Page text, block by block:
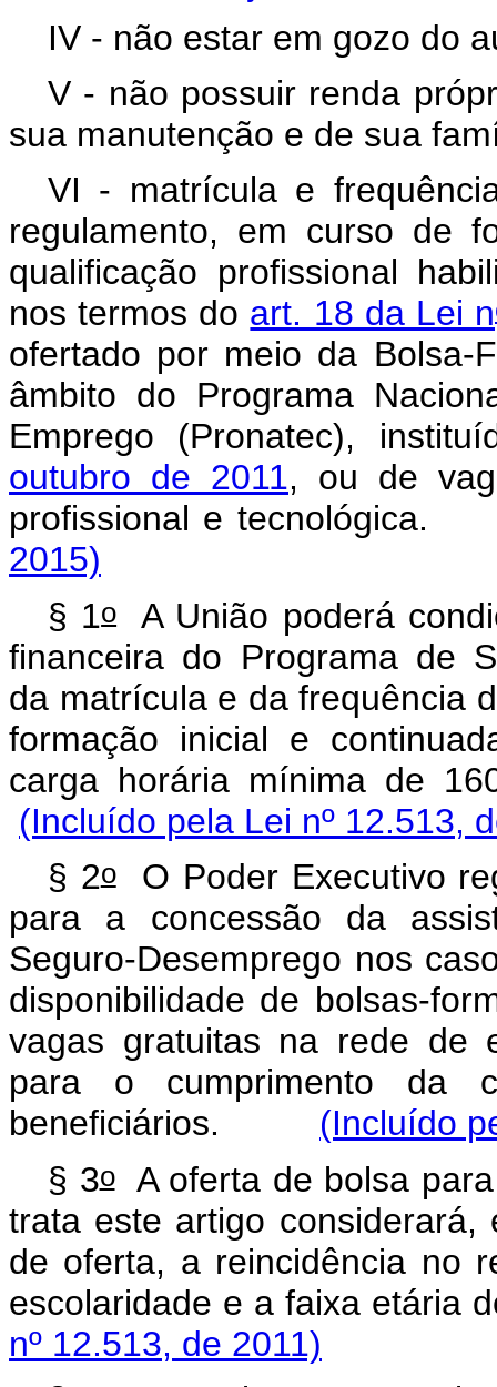
IV - não estar em gozo do
V - não possuir renda
sua manutenção e de sua
VI - matrícula e
regulamento, em curso de
qualificação profissional
nos termos do art. 18 da Lei n
ofertado por meio da Bolsa-
âmbito do Programa
Emprego (Pronatec),
outubro de 2011, ou de
profissional e
2015)
§ 1oA União poderá
financeira do Programa de
da matrícula e da frequência
formação inicial e
carga horária mínima
(Incluído pela Lei nº 12.513,
§ 2oO Poder Executivo
para a concessão da
Seguro-Desemprego nos
disponibilidade de bolsas-
vagas gratuitas na rede de
para o cumprimento da
beneficiários. (Incluído
§ 3oA oferta de bolsa para
trata este artigo
de oferta, a reincidência no
escolaridade e a faixa etária
nº 12.513, de 2011)